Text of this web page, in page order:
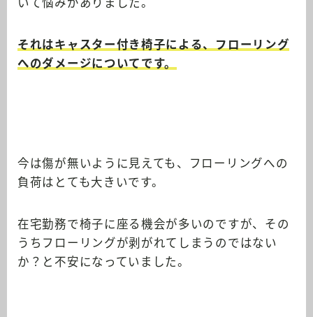
いて悩みがありました。
それはキャスター付き椅子による、フローリング
へのダメージについてです。
今は傷が無いように見えても、フローリングへの
負荷はとても大きいです。
在宅勤務で椅子に座る機会が多いのですが、その
うちフローリングが剥がれてしまうのではない
か？と不安になっていました。